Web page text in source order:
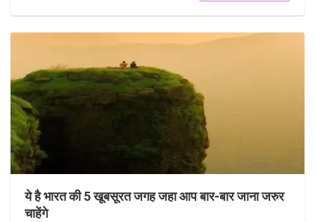
ये है भारत की 5 खूबसूरत जगह जहा आप बार-बार जाना जरुर
चाहेंगे